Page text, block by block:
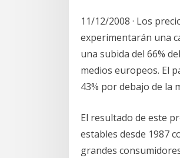
11/12/2008 · Los
experimentarán una
una subida del 66%
medios europeos. El
43% por debajo de la
El resultado de este
estables desde 1987
grandes